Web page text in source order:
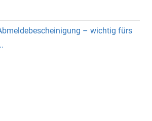
– wichtig fürs